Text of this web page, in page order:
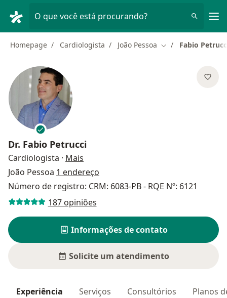
O que você está procurando?
Homepage Cardiologista João Pessoa Mudar de cidade
Fabio
Dr. Fabio Petrucci
Cardiologista · Mais
João Pessoa 1 endereço
Número de registro: CRM: 6083-PB - RQE Nº: 6121
187 opiniões
Informações de contato
Solicite um atendimento
Experiência Serviços Consultórios Planos